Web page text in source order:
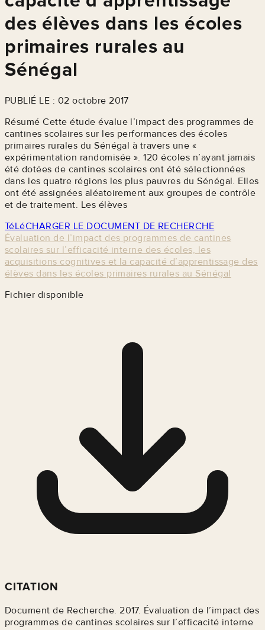
des élèves dans les écoles
primaires rurales au
Sénégal
PUBLIÉ LE : 02 octobre 2017
Résumé Cette étude évalue l’impact des programmes de
cantines scolaires sur les performances des écoles
primaires rurales du Sénégal à travers une «
expérimentation randomisée ». 120 écoles n’ayant jamais
été dotées de cantines scolaires ont été sélectionnées
dans les quatre régions les plus pauvres du Sénégal. Elles
ont été assignées aléatoirement aux groupes de contrôle
et de traitement. Les élèves
TéLéCHARGER LE DOCUMENT DE RECHERCHE
Évaluation de l’impact des programmes de cantines
scolaires sur l’efficacité interne des écoles, les
acquisitions cognitives et la capacité d’apprentissage des
élèves dans les écoles primaires rurales au Sénégal
Fichier disponible
CITATION
Document de Recherche. 2017. Évaluation de l’impact des
programmes de cantines scolaires sur l’efficacité interne